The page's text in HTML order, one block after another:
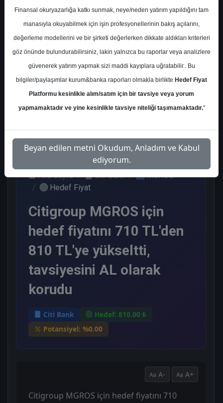
Ortalama Getiri Potansiyeli
Kurum Sayısı
11
8 3
Ana Sayfa Citi Bank
MGROS
Hedef Fiyat
Citigroup MGROS için
hedef fiyatını 710 TL'den
810 TL'ye yükseltti,
tavsiyesini AL olarak
korudu
Citi Bank
Hedef: 810.00 ₺
Potansiyel: %0.00
A- A+
Citigroup MGROS için hedef fiyatını 710
Finansal okuryazarlığa katkı sunmak, neye/neden yatırım yapıldığını tam
manasıyla okuyabilmek için işin profesyonellerinin bakış açılarını,
değerleme modellerini ve bir şirketi değerlerken dikkate aldıkları kriterleri
göz önünde bulundurabilirsiniz, lakin yalnızca bu raporlar veya analizlere
güvenerek yatırım yapmak sizi maddi kayıplara uğratabilir.. Bu
bilgiler/paylaşımlar kurum&banka raporları olmakla birlikte Hedef Fiyat
Platformu kesinlikle alım/satım için bir tavsiye veya yorum
yapmamaktadır ve yine kesinlikle tavsiye niteliği taşımamaktadır."
Beyan edilen metni Okudum, Anladım ve Kabul
ediyorum.